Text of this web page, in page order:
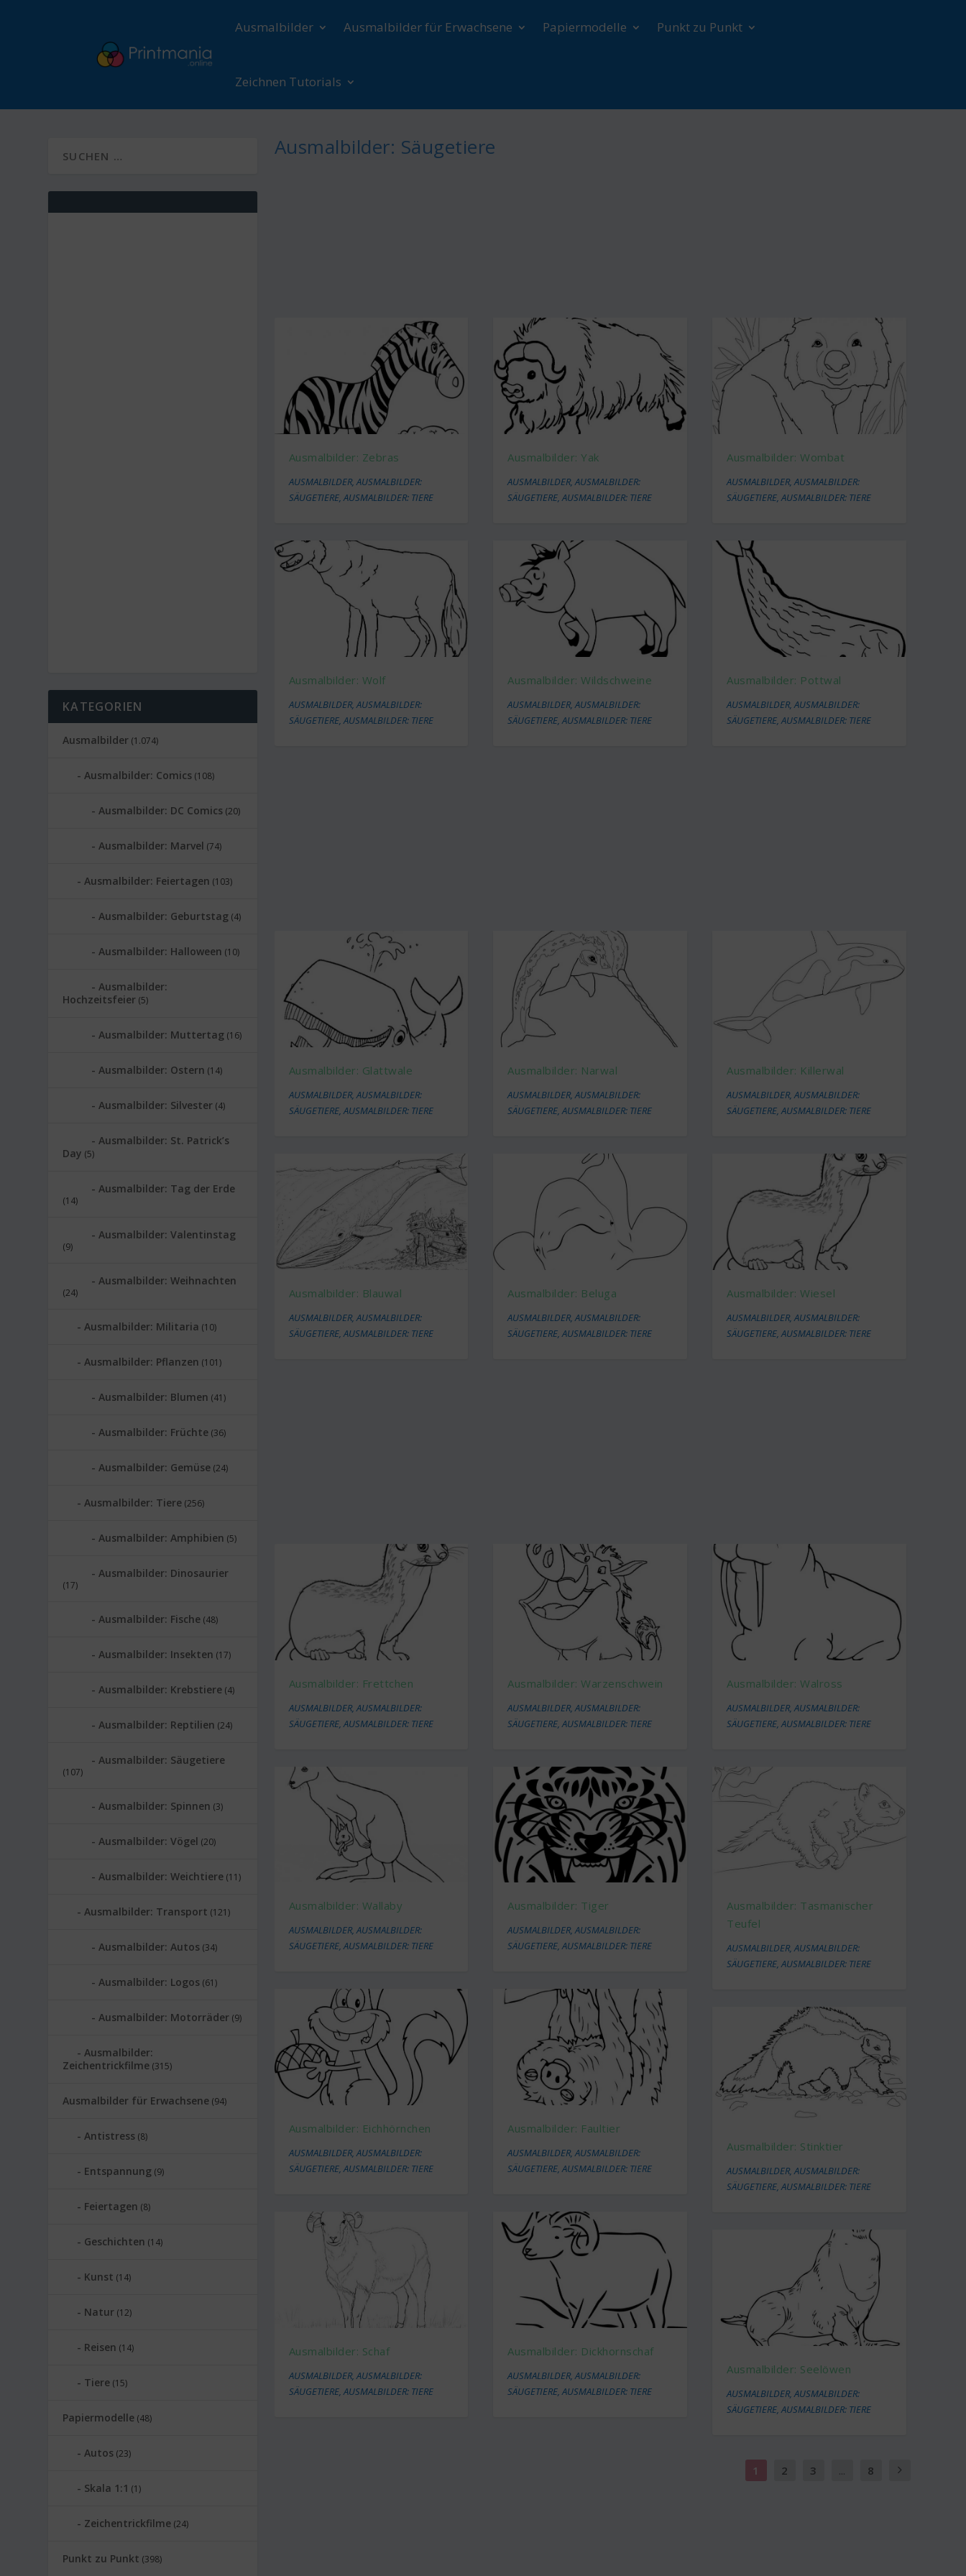
Ausmalbilder Ausmalbilder für Erwachsene Papiermodelle Punkt zu Punkt
Zeichnen Tutorials
Ausmalbilder: Säugetiere
Ausmalbilder: Zebras
AUSMALBILDER,AUSMALBILDER:
SÄUGETIERE,AUSMALBILDER: TIERE
Ausmalbilder: Wolf
AUSMALBILDER,AUSMALBILDER:
SÄUGETIERE,AUSMALBILDER: TIERE
Ausmalbilder: Yak
AUSMALBILDER,AUSMALBILDER:
SÄUGETIERE,AUSMALBILDER: TIERE
Ausmalbilder: Wildschweine
AUSMALBILDER,AUSMALBILDER:
SÄUGETIERE,AUSMALBILDER: TIERE
Ausmalbilder: Wombat
AUSMALBILDER,AUSMALBILDER:
SÄUGETIERE,AUSMALBILDER: TIERE
Ausmalbilder: Pottwal
AUSMALBILDER,AUSMALBILDER:
SÄUGETIERE,AUSMALBILDER: TIERE
Ausmalbilder: Glattwale
AUSMALBILDER,AUSMALBILDER:
SÄUGETIERE,AUSMALBILDER: TIERE
Ausmalbilder: Blauwal
AUSMALBILDER, AUSMALBILDER:
SÄUGETIERE, AUSMALBILDER: TIERE
Ausmalbilder: Narwal
AUSMALBILDER,AUSMALBILDER:
SÄUGETIERE,AUSMALBILDER: TIERE
Ausmalbilder: Beluga
AUSMALBILDER ,AUSMALBILDER:
SÄUGETIERE ,AUSMALBILDER: TIERE
Ausmalbilder: Killerwal
AUSMALBILDER,AUSMALBILDER:
SÄUGETIERE,AUSMALBILDER: TIERE
Ausmalbilder: Wiesel
AUSMALBILDER ,AUSMALBILDER:
SÄUGETIERE ,AUSMALBILDER: TIERE
Ausmalbilder: Frettchen
AUSMALBILDER,AUSMALBILDER:
SÄUGETIERE,AUSMALBILDER: TIERE
Ausmalbilder: Wallaby
AUSMALBILDER,AUSMALBILDER:
SÄUGETIERE,AUSMALBILDER: TIERE
Ausmalbilder: Eichhörnchen
AUSMALBILDER,AUSMALBILDER:
SÄUGETIERE,AUSMALBILDER: TIERE
Ausmalbilder: Schaf
AUSMALBILDER,AUSMALBILDER:
SÄUGETIERE,AUSMALBILDER: TIERE
Ausmalbilder: Warzenschwein
AUSMALBILDER,AUSMALBILDER:
SÄUGETIERE,AUSMALBILDER: TIERE
Ausmalbilder: Tiger
AUSMALBILDER,AUSMALBILDER:
SÄUGETIERE,AUSMALBILDER: TIERE
Ausmalbilder: Faultier
AUSMALBILDER,AUSMALBILDER:
SÄUGETIERE,AUSMALBILDER: TIERE
Ausmalbilder: Dickhornschaf
AUSMALBILDER,AUSMALBILDER:
SÄUGETIERE,AUSMALBILDER: TIERE
Ausmalbilder: Walross
AUSMALBILDER,AUSMALBILDER:
SÄUGETIERE,AUSMALBILDER: TIERE
Ausmalbilder: Tasmanischer
Teufel
AUSMALBILDER,AUSMALBILDER:
SÄUGETIERE,AUSMALBILDER: TIERE
Ausmalbilder: Stinktier
AUSMALBILDER,AUSMALBILDER:
SÄUGETIERE,AUSMALBILDER: TIERE
Ausmalbilder: Seelöwen
AUSMALBILDER,AUSMALBILDER:
SÄUGETIERE,AUSMALBILDER: TIERE
1 2 3 ... 8
KATEGORIEN
Ausmalbilder (1.074)
Ausmalbilder: Comics (108)
Ausmalbilder: DC Comics (20)
Ausmalbilder: Marvel (74)
Ausmalbilder: Feiertagen (103)
Ausmalbilder: Geburtstag (4)
Ausmalbilder: Halloween (10)
Ausmalbilder:
Hochzeitsfeier (5)
Ausmalbilder: Muttertag (16)
Ausmalbilder: Ostern (14)
Ausmalbilder: Silvester (4)
Ausmalbilder: St. Patrick’s
Day (5)
Ausmalbilder: Tag der Erde
(14)
Ausmalbilder: Valentinstag
(9)
Ausmalbilder: Weihnachten
(24)
Ausmalbilder: Militaria (10)
Ausmalbilder: Pflanzen (101)
Ausmalbilder: Blumen (41)
Ausmalbilder: Früchte (36)
Ausmalbilder: Gemüse (24)
Ausmalbilder: Tiere (256)
Ausmalbilder: Amphibien (5)
Ausmalbilder: Dinosaurier
(17)
Ausmalbilder: Fische (48)
Ausmalbilder: Insekten (17)
Ausmalbilder: Krebstiere (4)
Ausmalbilder: Reptilien (24)
Ausmalbilder: Säugetiere
(107)
Ausmalbilder: Spinnen (3)
Ausmalbilder: Vögel (20)
Ausmalbilder: Weichtiere (11)
Ausmalbilder: Transport (121)
Ausmalbilder: Autos (34)
Ausmalbilder: Logos (61)
Ausmalbilder: Motorräder (9)
Ausmalbilder:
Zeichentrickfilme (315)
Ausmalbilder für Erwachsene (94)
Antistress (8)
Entspannung (9)
Feiertagen (8)
Geschichten (14)
Kunst (14)
Natur (12)
Reisen (14)
Tiere (15)
Papiermodelle (48)
Autos (23)
Skala 1:1 (1)
Zeichentrickfilme (24)
Punkt zu Punkt (398)